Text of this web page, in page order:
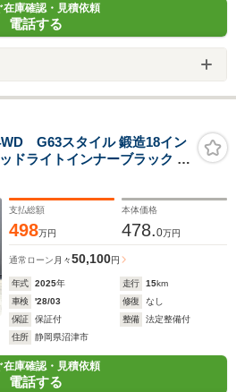
在庫確認・見積依頼
電話する
G63スタイル 鍛造18イン
ドライトインナーブラック シ
支払総額
498万円
本体価格
478.0万円
通常ローン 月々50,100円
年式 2025年 走行 15km
車検
'28/03 修復
なし
保証
保証付 整備
法定整備付
住所
静岡県沼津市
在庫確認・見積依頼
電話する